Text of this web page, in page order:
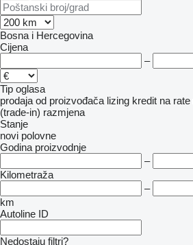
Bosna i Hercegovina
Cijena
–
Tip oglasa
prodaja od proizvođača lizing kredit na rate
(trade-in) razmjena
Stanje
novi polovne
Godina proizvodnje
–
Kilometraža
–
km
Autoline ID
Nedostaju filtri?